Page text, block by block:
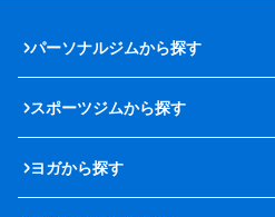
パーソナルジムから探す
スポーツジムから探す
ヨガから探す